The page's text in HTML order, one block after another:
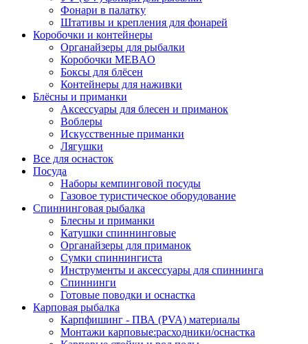
Фонари в палатку
Штативы и крепления для фонарей
Коробочки и контейнеры
Органайзеры для рыбалки
Коробочки MEBAO
Боксы для блёсен
Контейнеры для наживки
Блёсны и приманки
Аксессуары для блесен и приманок
Воблеры
Искусственные приманки
Лягушки
Все для оснасток
Посуда
Наборы кемпинговой посуды
Газовое туристическое оборудование
Спиннинговая рыбалка
Блесны и приманки
Катушки спиннинговые
Органайзеры для приманок
Сумки спиннингиста
Инструменты и аксессуары для спиннинга
Спиннинги
Готовые поводки и оснастка
Карповая рыбалка
Карпфишинг - ПВА (PVA) материалы
Монтажи карповые:расходники/оснастка